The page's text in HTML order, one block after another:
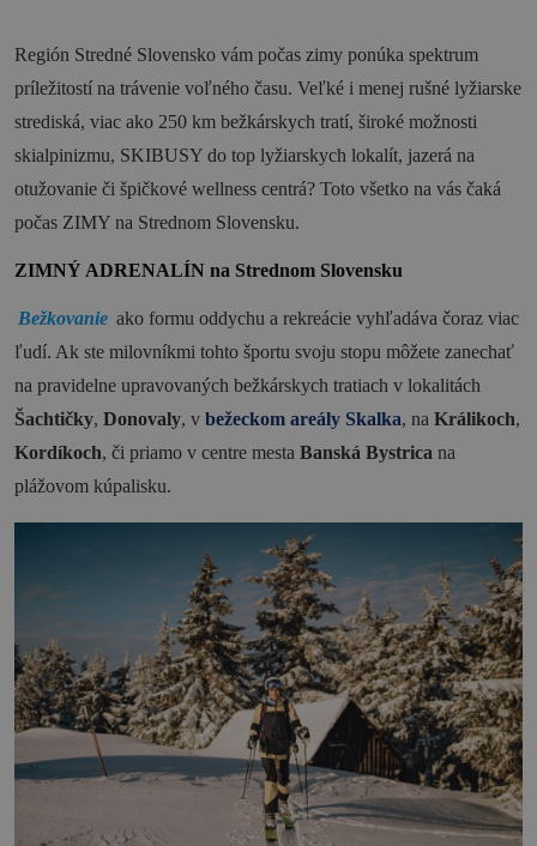
Novinky a podujatia
Novinky
Kalendár podujatí
Blog
OOCR
Členovia
Kontakt
Zverejnené dokumenty
Región Stredné Slovensko vám počas zimy ponúka spektrum
príležitostí na trávenie voľného času. Veľké i menej rušné lyžiarske
strediská, viac ako 250 km bežkárskych tratí, široké možnosti
skialpinizmu, SKIBUSY do top lyžiarskych lokalít, jazerá na
otužovanie či špičkové wellness centrá? Toto všetko na vás čaká
počas ZIMY na Strednom Slovensku.
ZIMNÝ ADRENALÍN na Strednom Slovensku
Bežkovanie ako formu oddychu a rekreácie vyhľadáva čoraz viac
ľudí. Ak ste milovníkmi tohto športu svoju stopu môžete zanechať
na pravidelne upravovaných bežkárskych tratiach v lokalitách
Šachtičky, Donovaly, v bežeckom areály Skalka, na Králikoch,
Kordíkoch, či priamo v centre mesta Banská Bystrica na
plážovom kúpalisku.